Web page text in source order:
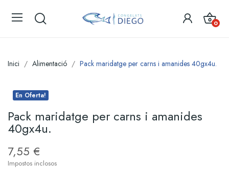
0
Inici Alimentació Pack maridatge per carns i amanides 40gx4u.
En Oferta!
Pack maridatge per carns i amanides
40gx4u.
7,55 €
Impostos inclosos